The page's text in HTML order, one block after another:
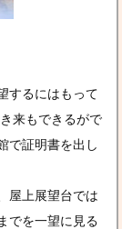
するにはもって
来もできるがで
で証明書を出し
屋上展望台では
でを一望に見る